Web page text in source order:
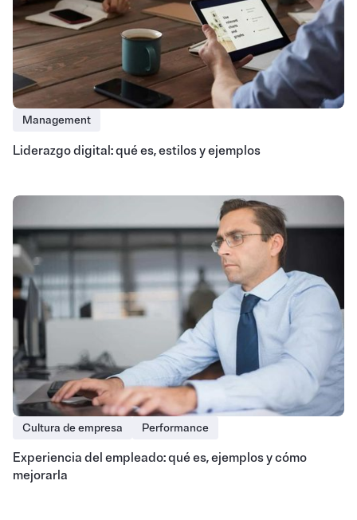
Management
Liderazgo digital: qué es, estilos y ejemplos
Cultura de empresa Performance
Experiencia del empleado: qué es, ejemplos y cómo
mejorarla